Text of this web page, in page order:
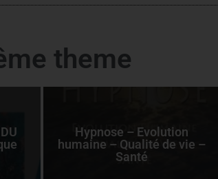
theme
Hypnose – Evolution
humaine – Qualité de vie –
Santé